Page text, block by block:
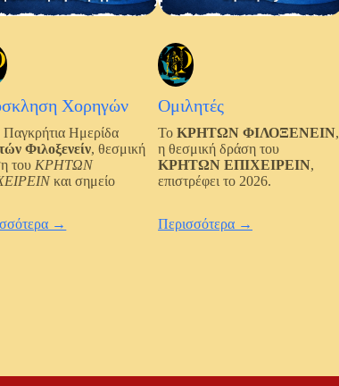
Χορηγών
Ημερίδα
Φιλοξενείν, θεσμική
του ΚΡΗΤΩΝ
και σημείο
→
Ομιλητές
Το ΚΡΗΤΩΝ ΦΙΛΟΞΕΝΕΙΝ,
η θεσμική δράση του
ΚΡΗΤΩΝ ΕΠΙΧΕΙΡΕΙΝ,
επιστρέφει το 2026.
Περισσότερα →